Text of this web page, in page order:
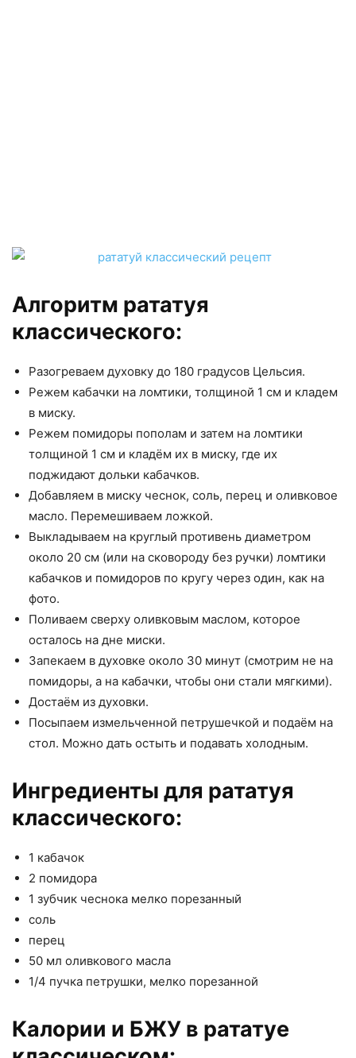
Алгоритм рататуя
классического:
Разогреваем духовку до 180 градусов Цельсия.
Режем кабачки на ломтики, толщиной 1 см и кладем
в миску.
Режем помидоры пополам и затем на ломтики
толщиной 1 см и кладём их в миску, где их
поджидают дольки кабачков.
Добавляем в миску чеснок, соль, перец и оливковое
масло. Перемешиваем ложкой.
Выкладываем на круглый противень диаметром
около 20 см (или на сковороду без ручки) ломтики
кабачков и помидоров по кругу через один, как на
фото.
Поливаем сверху оливковым маслом, которое
осталось на дне миски.
Запекаем в духовке около 30 минут (смотрим не на
помидоры, а на кабачки, чтобы они стали мягкими).
Достаём из духовки.
Посыпаем измельченной петрушечкой и подаём на
стол. Можно дать остыть и подавать холодным.
Ингредиенты для рататуя
классического:
1 кабачок
2 помидора
1 зубчик чеснока мелко порезанный
соль
перец
50 мл оливкового масла
1/4 пучка петрушки, мелко порезанной
Калории и БЖУ в рататуе